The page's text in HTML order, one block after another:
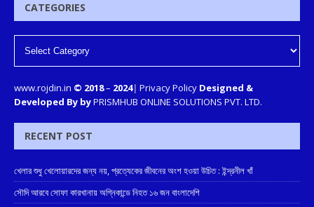
CATEGORIES
www.rojdin.in © 2018– 2024| Privacy Policy Designed &
Developed By byPRISMHUB ONLINE SOLUTIONS PVT. LTD.
RECENT POST
খেলার শুধু খেলোয়ারদের জন্য নয়, প্রত্যেকের জীবনের অংশ হওয়া উচিত : ইন্দ্রনীল খাঁ
সৌদি আরবে সোফা কারখানায় অগ্নিকান্ডে নিহত ১৬ জন বাংলাদেশি